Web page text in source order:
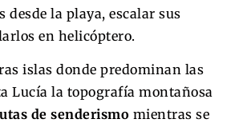
desde la playa, escalar sus
en helicóptero.
islas donde predominan las
Lucía la topografía montañosa
de senderismo mientras se